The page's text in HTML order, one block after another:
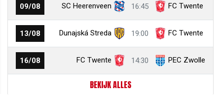
09/08 SC Heerenveen 16:45 FC Twente
13/08 Dunajská Streda 19:00 FC Twente
16/08 FC Twente 14:30 PEC Zwolle
BEKIJK ALLES